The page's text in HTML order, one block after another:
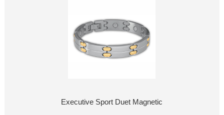
Executive Sport Duet Magnetic